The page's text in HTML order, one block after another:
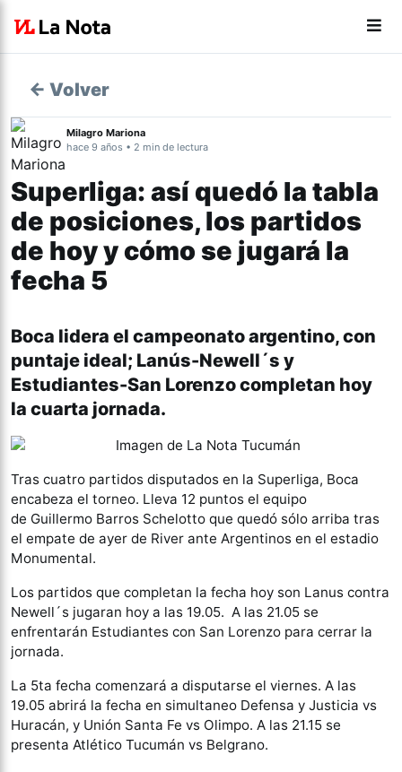
← Volver
Milagro Mariona
hace 9 años • 2 min de lectura
Superliga: así quedó la tabla
de posiciones, los partidos
de hoy y cómo se jugará la
fecha 5
Boca lidera el campeonato argentino, con
puntaje ideal; Lanús-Newell´s y
Estudiantes-San Lorenzo completan hoy
la cuarta jornada.
Tras cuatro partidos disputados en la Superliga, Boca
encabeza el torneo. Lleva 12 puntos el equipo
de Guillermo Barros Schelotto que quedó sólo arriba tras
el empate de ayer de River ante Argentinos en el estadio
Monumental.
Los partidos que completan la fecha hoy son Lanus contra
Newell´s jugaran hoy a las 19.05. A las 21.05 se
enfrentarán Estudiantes con San Lorenzo para cerrar la
jornada.
La 5ta fecha comenzará a disputarse el viernes. A las
19.05 abrirá la fecha en simultaneo Defensa y Justicia vs
Huracán, y Unión Santa Fe vs Olimpo. A las 21.15 se
presenta Atlético Tucumán vs Belgrano.